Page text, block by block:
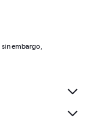
embargo,